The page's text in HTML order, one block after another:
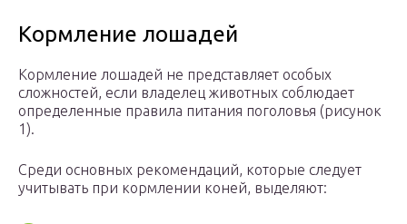
Кормление лошадей
Кормление лошадей не представляет особых
сложностей, если владелец животных соблюдает
определенные правила питания поголовья (рисунок
1).
Среди основных рекомендаций, которые следует
учитывать при кормлении коней, выделяют: